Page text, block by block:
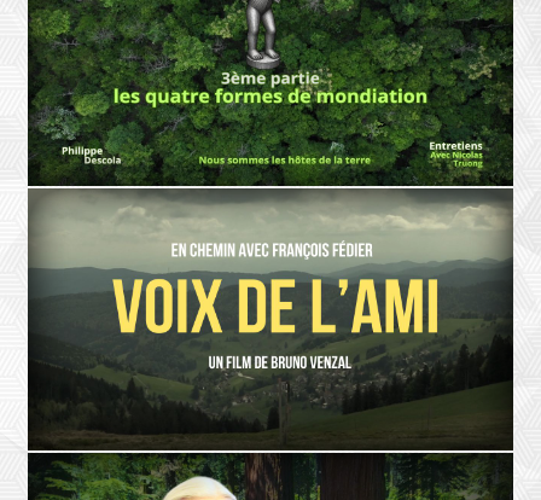
L'INTELLIGENCE
L'intelligence - Saint-Emilion 2026
L'IA et la post vérité
LA TERRE
Descola-Truong : Nous sommes les hôtes de la terre
Les quatre formes de mondiation